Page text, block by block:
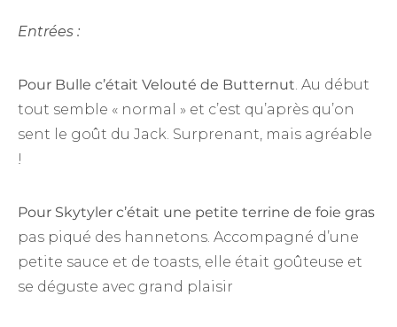
Entrées :
Pour Bulle c’était Velouté de Butternut. Au début
tout semble « normal » et c’est qu’après qu’on
sent le goût du Jack. Surprenant, mais agréable
!
Pour Skytyler c’était une petite terrine de foie gras
pas piqué des hannetons. Accompagné d’une
petite sauce et de toasts, elle était goûteuse et
se déguste avec grand plaisir